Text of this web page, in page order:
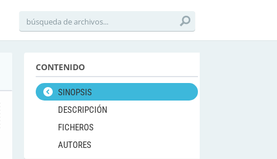
CONTENIDO
SINOPSIS
DESCRIPCIÓN
FICHEROS
AUTORES